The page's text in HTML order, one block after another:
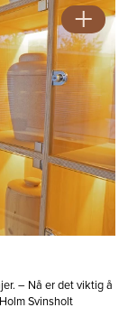
– Nå er det viktig å
Svinsholt